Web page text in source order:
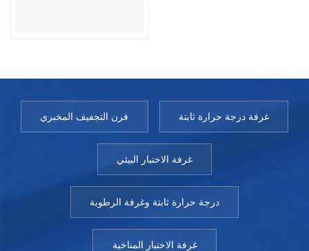
فرن التجفيف المخبري غرفة درجة حرارة ثابتة
غرفة الاختبار البيئي
درجة حرارة ثابتة وغرفة الرطوبة
غرفة الاختبار المناخية